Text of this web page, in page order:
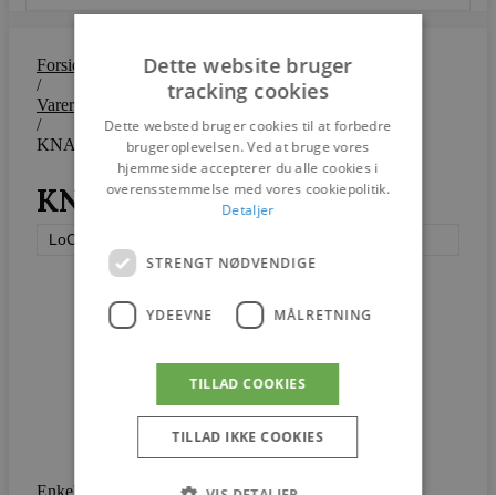
Forside
/
Varer
/
KNAX Vægtjener
KNAX Vægtjener
LoCa
Dette website bruger
tracking cookies
Dette websted bruger cookies til at forbedre
brugeroplevelsen. Ved at bruge vores
hjemmeside accepterer du alle cookies i
overensstemmelse med vores cookiepolitik.
Detaljer
STRENGT NØDVENDIGE
YDEEVNE MÅLRETNING
TILLAD COOKIES
TILLAD IKKE COOKIES